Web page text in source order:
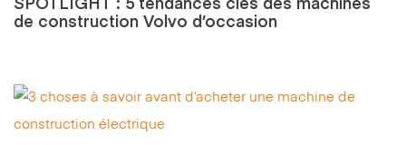
de construction Volvo d’occasion